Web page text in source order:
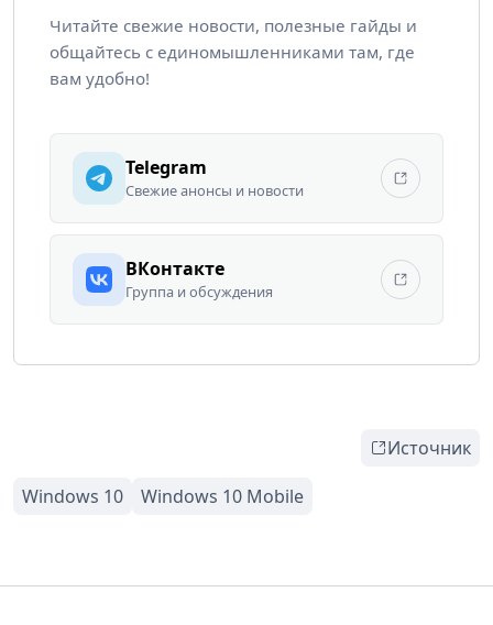
Читайте свежие новости, полезные гайды и
общайтесь с единомышленниками там, где
вам удобно!
Telegram
Свежие анонсы и новости
ВКонтакте
Группа и обсуждения
Источник